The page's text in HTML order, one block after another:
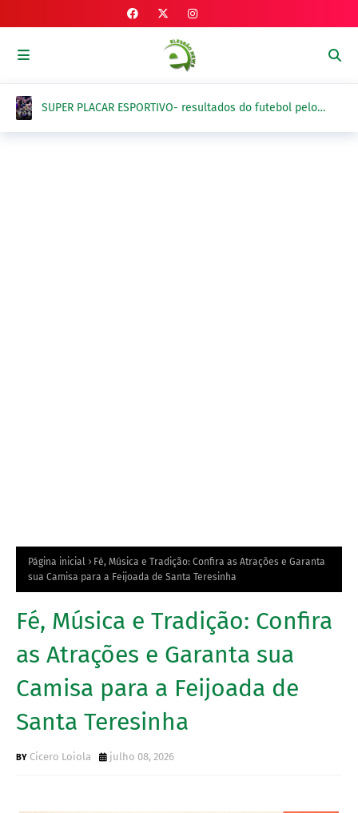
SUPER PLACAR ESPORTIVO- resultados do futebol pelo
Página inicial
Fé, Música e Tradição: Confira as Atrações e Garanta
sua Camisa para a Feijoada de Santa Teresinha
Fé, Música e Tradição: Confira
as Atrações e Garanta sua
Camisa para a Feijoada de
Santa Teresinha
Cicero Loiola julho 08, 2026